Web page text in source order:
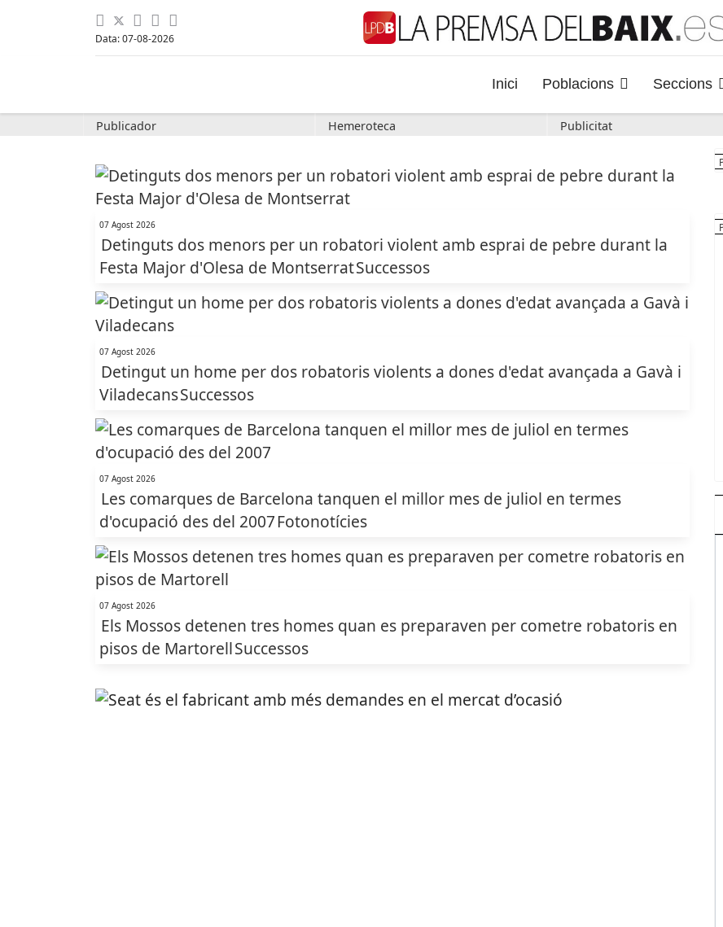
Data: 07-08-2026
Inici Poblacions Seccions
Publicador Hemeroteca Publicitat
07 Agost 2026
Detinguts dos menors per un robatori violent amb esprai de pebre durant la
Festa Major d'Olesa de MontserratSuccessos
07 Agost 2026
Detingut un home per dos robatoris violents a dones d'edat avançada a Gavà i
ViladecansSuccessos
07 Agost 2026
Les comarques de Barcelona tanquen el millor mes de juliol en termes
d'ocupació des del 2007Fotonotícies
07 Agost 2026
Els Mossos detenen tres homes quan es preparaven per cometre robatoris en
pisos de MartorellSuccessos